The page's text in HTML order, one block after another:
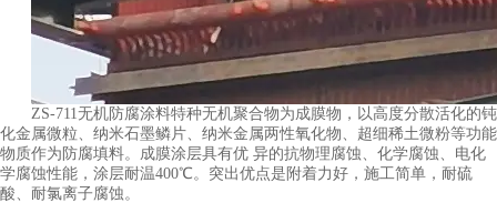
ZS-711无机防腐涂料特种无机聚合物为成膜物，以高度分散活化的钝
化金属微粒、纳米石墨鳞片、纳米金属两性氧化物、超细稀土微粉等功能
物质作为防腐填料。成膜涂层具有优 异的抗物理腐蚀、化学腐蚀、电化
学腐蚀性能，涂层耐温400℃。突出优点是附着力好，施工简单，耐硫
酸、耐氯离子腐蚀。